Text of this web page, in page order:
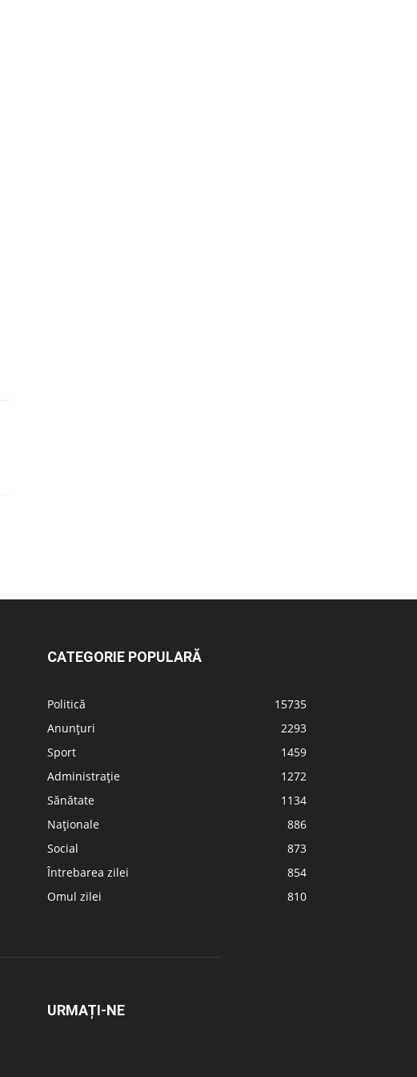
CATEGORIE POPULARĂ
Politică
15735
Anunțuri
2293
Sport
1459
Administrație
1272
Sănătate
1134
Naționale
886
Social
873
Întrebarea zilei
854
Omul zilei
810
URMAȚI-NE